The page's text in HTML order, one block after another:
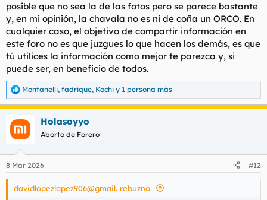
posible que no sea la de las fotos pero se parece bastante
y, en mi opinión, la chavala no es ni de coña un ORCO. En
cualquier caso, el objetivo de compartir información en
este foro no es que juzgues lo que hacen los demás, es que
tú utilices la información como mejor te parezca y, si
puede ser, en beneficio de todos.
R
e
a
c
c
e
s
Montanelli, fadrique, Kochi y 1 persona más
Holasoyyo
Aborto de Forero
8 Mar 2026 #12
davidlopezlopez906@gmail. rebuznó: